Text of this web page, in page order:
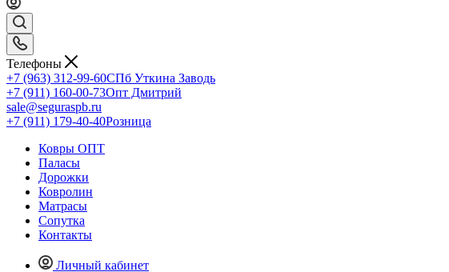
Телефоны
+7 (963) 312-99-60СПб Уткина Заводь
+7 (911) 160-00-73Опт Дмитрий
sale@seguraspb.ru
+7 (911) 179-40-40Розница
Ковры ОПТ
Паласы
Дорожки
Ковролин
Матрасы
Сопутка
Контакты
Личный кабинет